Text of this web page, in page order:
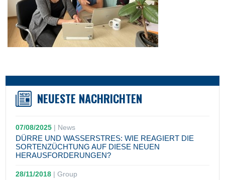
NEUESTE NACHRICHTEN
07/08/2025 | News
DÜRRE UND WASSERSTRES: WIE REAGIERT DIE
SORTENZÜCHTUNG AUF DIESE NEUEN
HERAUSFORDERUNGEN?
28/11/2018 |Group